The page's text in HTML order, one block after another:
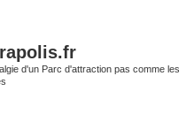
d'un Parc d'attraction pas comme les